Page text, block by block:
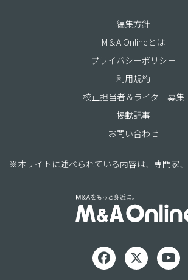
編集方針
M＆A Onlineとは
プライバシーポリシー
利用規約
校正担当者＆ライター募集
掲載記事
お問い合わせ
※本サイトに述べられている内容は、専門家、